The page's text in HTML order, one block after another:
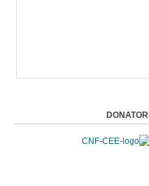
DONATORI